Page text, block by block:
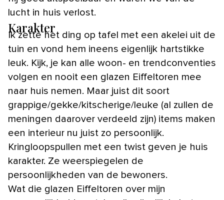
lucht in huis verlost.
Karakter
Ik zette het ding op tafel met een akelei uit de
tuin en vond hem ineens eigenlijk hartstikke
leuk. Kijk, je kan alle woon- en trendconventies
volgen en nooit een glazen Eiffeltoren mee
naar huis nemen. Maar juist dit soort
grappige/gekke/kitscherige/leuke (al zullen de
meningen daarover verdeeld zijn) items maken
een interieur nu juist zo persoonlijk.
Kringloopspullen met een twist geven je huis
karakter. Ze weerspiegelen de
persoonlijkheden van de bewoners.
Wat die glazen Eiffeltoren over mijn